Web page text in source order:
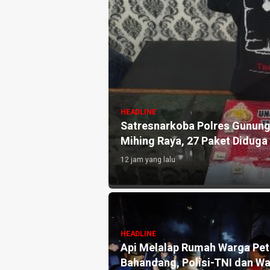
HEADLINE
Satresnarkoba Polres
Mihing Raya, 27 Paket
12 jam yang lalu
HEADLINE
Api Melalap Rumah Warga
Bahandang, Polisi-TNI dan